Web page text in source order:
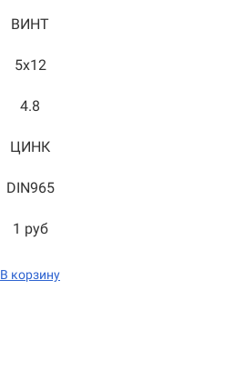
ВИНТ
5x12
4.8
ЦИНК
DIN965
1 руб
В корзину